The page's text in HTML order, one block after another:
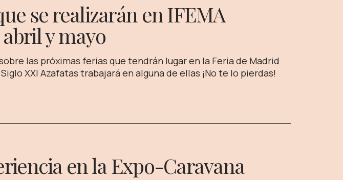
se realizarán en IFEMA
y mayo
las próximas ferias que tendrán lugar en la Feria de Madrid
XXI Azafatas trabajará en alguna de ellas ¡No te lo pierdas!
en la Expo-Caravana